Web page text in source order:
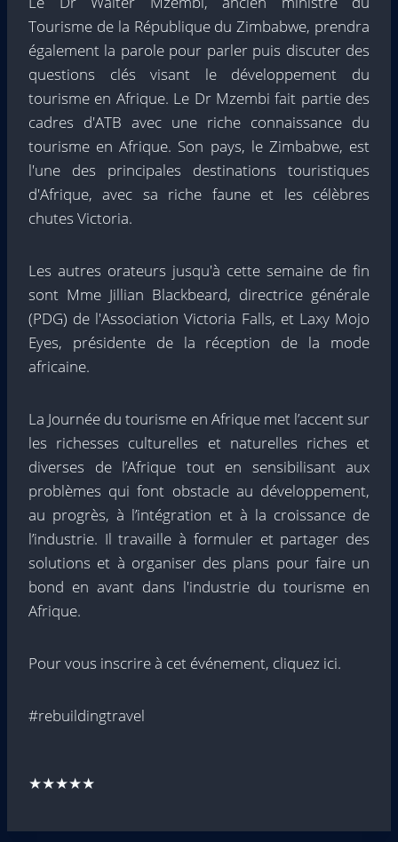
Tourisme de la République du Zimbabwe, prendra
également la parole pour parler puis discuter des
questions clés visant le développement du
tourisme en Afrique. Le Dr Mzembi fait partie des
cadres d'ATB avec une riche connaissance du
tourisme en Afrique. Son pays, le Zimbabwe, est
l'une des principales destinations touristiques
d'Afrique, avec sa riche faune et les célèbres
chutes Victoria.
Les autres orateurs jusqu'à cette semaine de fin
sont Mme Jillian Blackbeard, directrice générale
(PDG) de l'Association Victoria Falls, et Laxy Mojo
Eyes, présidente de la réception de la mode
africaine.
La Journée du tourisme en Afrique met l’accent sur
les richesses culturelles et naturelles riches et
diverses de l’Afrique tout en sensibilisant aux
problèmes qui font obstacle au développement,
au progrès, à l’intégration et à la croissance de
l’industrie. Il travaille à formuler et partager des
solutions et à organiser des plans pour faire un
bond en avant dans l'industrie du tourisme en
Afrique.
Pour vous inscrire à cet événement, cliquez ici.
#rebuildingtravel
★★★★★